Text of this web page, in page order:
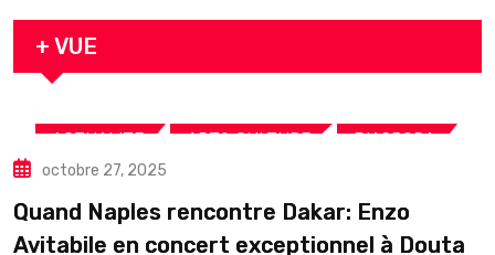
arrestation
+ VUE
ACTUALITE ART& CULTURE DIASPORA
TOURISME
octobre 27, 2025
Quand Naples rencontre Dakar: Enzo
Avitabile en concert exceptionnel à Douta